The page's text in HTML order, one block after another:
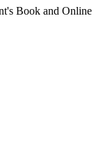
Book and Online